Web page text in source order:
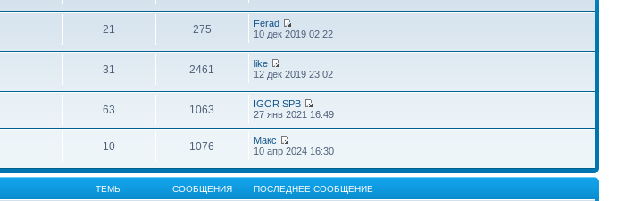
21 275
Ferad
10 дек 2019 02:22
31 2461
like
12 дек 2019 23:02
63 1063
IGOR SPB
27 янв 2021 16:49
10 1076
Макс
10 апр 2024 16:30
ТЕМЫ СООБЩЕНИЯ ПОСЛЕДНЕЕ СООБЩЕНИЕ